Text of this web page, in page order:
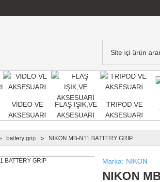
VİDEO VE
AKSESUARI
FLAŞ IŞIK,VE
AKSESUARI
TRIPOD VE
AKSESUARI
battery grip NIKON MB-N11 BATTERY GRIP
Marka NIKON
NIKON